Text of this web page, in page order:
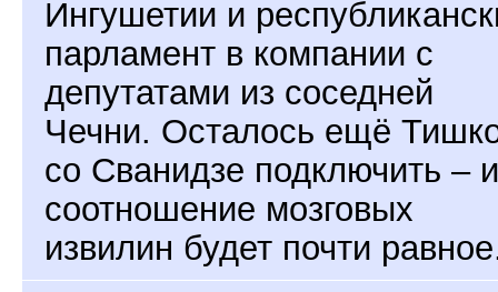
Ингушетии и
парламент в компании с
депутатами из соседней
Чечни. Осталось ещё
со Сванидзе подключить – и
соотношение мозговых
извилин будет почти